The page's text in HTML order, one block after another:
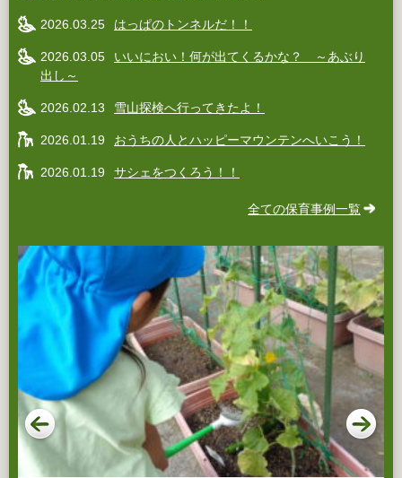
2026.03.25 はっぱのトンネルだ！！
2026.03.05
いいにおい！何が出てくるかな？ ～あぶり
出し～
2026.02.13 雪山探検へ行ってきたよ！
2026.01.19 おうちの人とハッピーマウンテンへいこう！
2026.01.19 サシェをつくろう！！
全ての保育事例一覧